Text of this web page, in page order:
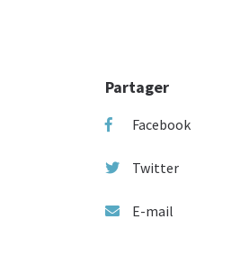
Partager
Facebook
Twitter
E-mail